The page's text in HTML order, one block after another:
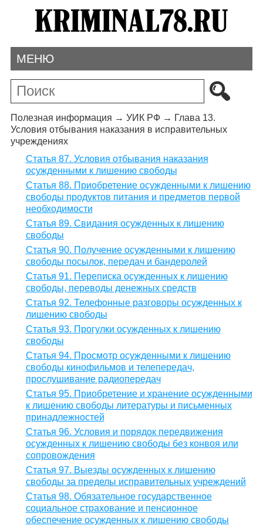
МЕНЮ
Полезная информация → УИК РФ→ Глава 13.
Условия отбывания наказания в исправительных
учреждениях
Статья 87. Условия отбывания наказания
осужденными к лишению свободы
Статья 88. Приобретение осужденными к лишению
свободы продуктов питания и предметов первой
необходимости
Статья 89. Свидания осужденных к лишению
свободы
Статья 90. Получение осужденными к лишению
свободы посылок, передач и бандеролей
Статья 91. Переписка осужденных к лишению
свободы, переводы денежных средств
Статья 92. Телефонные разговоры осужденных к
лишению свободы
Статья 93. Прогулки осужденных к лишению
свободы
Статья 94. Просмотр осужденными к лишению
свободы кинофильмов и телепередач,
прослушивание радиопередач
Статья 95. Приобретение и хранение осужденными
к лишению свободы литературы и письменных
принадлежностей
Статья 96. Условия и порядок передвижения
осужденных к лишению свободы без конвоя или
сопровождения
Статья 97. Выезды осужденных к лишению
свободы за пределы исправительных учреждений
Статья 98. Обязательное государственное
социальное страхование и пенсионное
обеспечение осужденных к лишению свободы